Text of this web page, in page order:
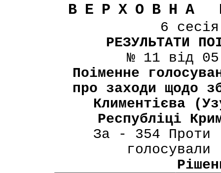
ВЕРХОВНА
6
РЕЗУЛЬТАТИ
№ 11 від
Поіменне
про заходи щодо
Климентієва
Республіці
За - 354 Проти